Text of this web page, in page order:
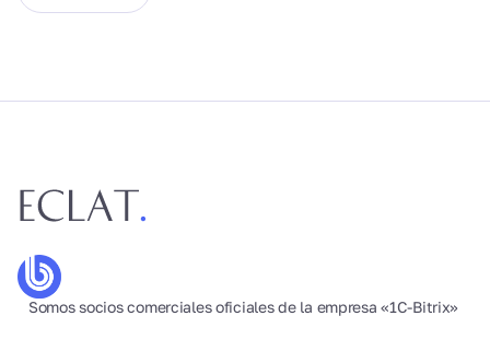
Somos socios comerciales oficiales de la empresa «1C-Bitrix»